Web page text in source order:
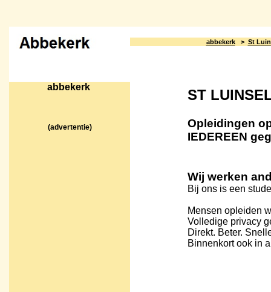
abbekerk
(advertentie)
abbekerk > St
ST
Opleidingen
IEDEREEN
Wij werken
Bij ons is een
Mensen opleiden
Volledige privacy
Direkt. Beter.
Binnenkort ook in